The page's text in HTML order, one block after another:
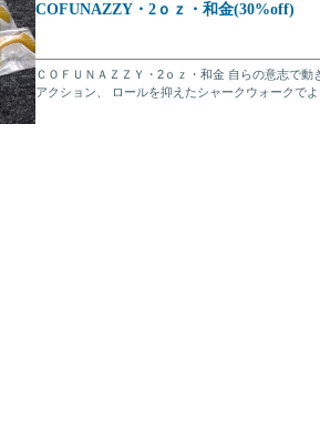
COFUNAZZY・2ｏｚ・和金(30%off)
ＣＯＦＵＮＡＺＺＹ・2ｏｚ・和金 自らの意志で動
アクション、 ロールを抑えたシャークウォークで